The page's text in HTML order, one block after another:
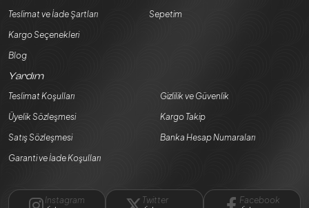
Teslimat ve İade Şartları
Kargo Seçenekleri
Blog
Sepetim
Yardım
Teslimat Koşulları
Üyelik Sözleşmesi
Satış Sözleşmesi
Garanti ve İade Koşulları
Gizlilik ve Güvenlik
Kargo Takip
Banka Hesap Numaraları
Instagram
Twitter
Facebook